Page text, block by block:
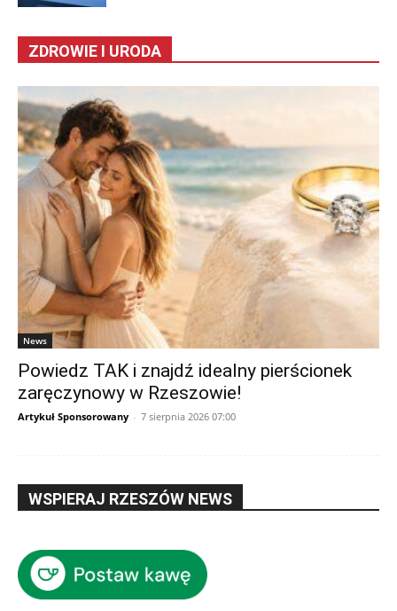
ZDROWIE I URODA
News
Powiedz TAK i znajdź idealny pierścionek
zaręczynowy w Rzeszowie!
Artykuł Sponsorowany - 7 sierpnia 2026 07:00
WSPIERAJ RZESZÓW NEWS